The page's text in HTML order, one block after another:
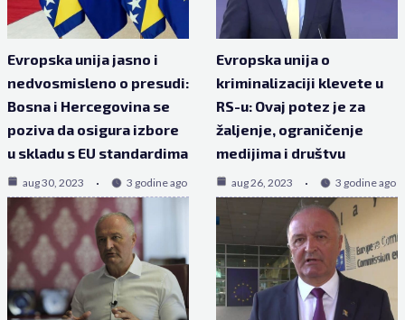
Evropska unija jasno i
nedvosmisleno o presudi:
Bosna i Hercegovina se
poziva da osigura izbore
u skladu s EU standardima
aug 30, 2023 3 godine ago
Evropska unija o
kriminalizaciji klevete u
RS-u: Ovaj potez je za
žaljenje, ograničenje
medijima i društvu
aug 26, 2023 3 godine ago